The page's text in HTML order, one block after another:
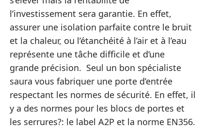
l’investissement sera garantie. En effet,
assurer une isolation parfaite contre le bruit
et la chaleur, ou l’étanchéité à l’air et à l’eau
représente une tâche difficile et d’une
grande précision. Seul un bon spécialiste
saura vous fabriquer une porte d’entrée
respectant les normes de sécurité. En effet, il
y a des normes pour les blocs de portes et
les serrures?: le label A2P et la norme EN356.